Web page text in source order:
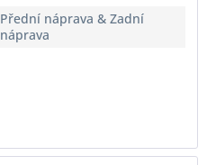
Přední náprava & Zadní
náprava